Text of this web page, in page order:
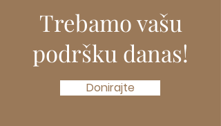
Trebamo vašu
podršku danas!
Donirajte